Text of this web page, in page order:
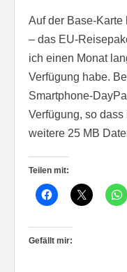
Auf der Base-
– das EU-
ich einen Monat
Verfügung habe.
Smartphone-
Verfügung, so
weitere 25 MB
Teilen mit:
Gefällt mir: